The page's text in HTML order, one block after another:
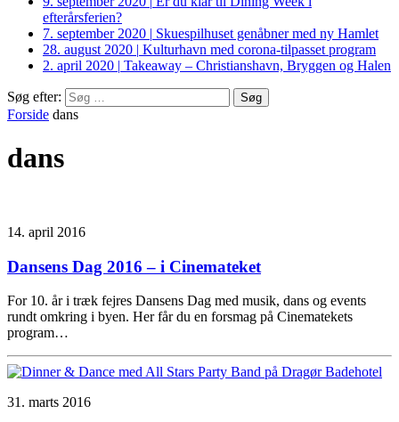
efterårsferien?
7. september 2020 | Skuespilhuset genåbner med ny Hamlet
28. august 2020 | Kulturhavn med corona-tilpasset program
2. april 2020 | Takeaway – Christianshavn, Bryggen og Halen
Søg efter:
Forside dans
dans
14. april 2016
Dansens Dag 2016 – i Cinemateket
For 10. år i træk fejres Dansens Dag med musik, dans og events
rundt omkring i byen. Her får du en forsmag på Cinematekets
program…
31. marts 2016